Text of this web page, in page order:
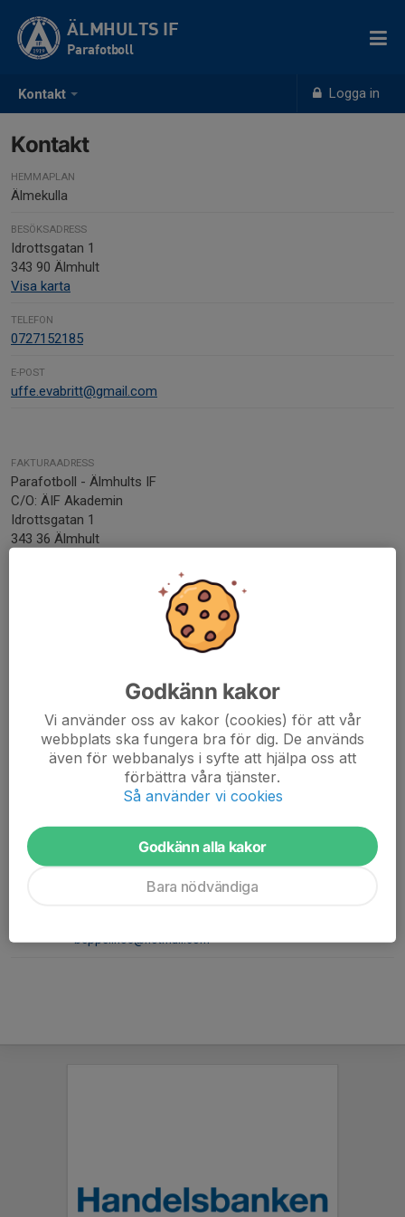
Kontakt Logga in
ÄLMHULTS IF
Parafotboll
Kontakt
HEMMAPLAN
Älmekulla
BESÖKSADRESS
Idrottsgatan 1
343 90 Älmhult
Visa karta
TELEFON
0727152185
E-POST
uffe.evabritt@gmail.com
FAKTURAADRESS
Parafotboll - Älmhults IF
C/O: ÄIF Akademin
Idrottsgatan 1
343 36 Älmhult
Kontaktpersoner
Ulf Johansson
072-715 21 85
uffe.evabritt@gmail.com
Beppe Bengtsson
beppelinos@hotmail.com
Godkänn kakor
Vi använder oss av kakor (cookies) för att vår
webbplats ska fungera bra för dig. De används
även för webbanalys i syfte att hjälpa oss att
förbättra våra tjänster.
Så använder vi cookies
Godkänn alla kakor
Bara nödvändiga